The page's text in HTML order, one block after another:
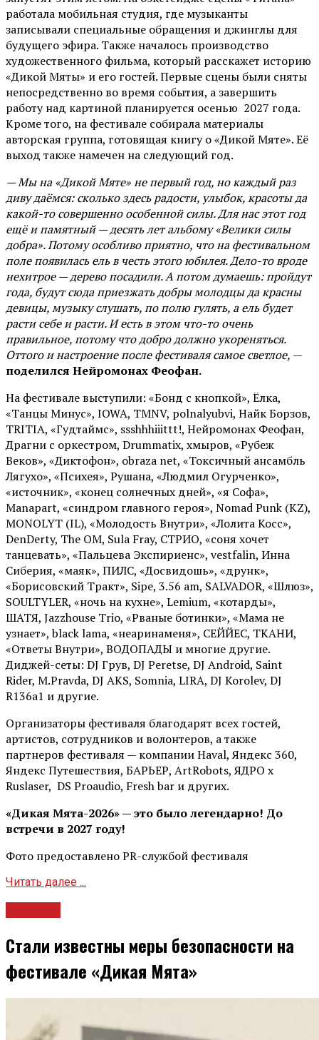
работала мобильная студия, где музыканты
записывали специальные обращения и джинглы для
будущего эфира. Также началось производство
художественного фильма, который расскажет историю
«Дикой Мяты» и его гостей. Первые сцены были сняты
непосредственно во время события, а завершить
работу над картиной планируется осенью 2027 года.
Кроме того, на фестивале собирала материалы
авторская группа, готовящая книгу о «Дикой Мяте». Её
выход также намечен на следующий год.
— Мы на «Дикой Мяте» не первый год, но каждый раз
диву даёмся: сколько здесь радости, улыбок, красоты да
какой-то совершенно особенной силы. Для нас этот год
ещё и памятный — десять лет альбому «Велики силы
добра». Потому особливо приятно, что на фестивальном
поле появилась ель в честь этого юбилея. Дело-то вроде
нехитрое — дерево посадили. А потом думаешь: пройдут
года, будут сюда приезжать добры молодцы да красны
девицы, музыку слушать, по полю гулять, а ель будет
расти себе и расти. И есть в этом что-то очень
правильное, потому что добро должно укореняться.
Оттого и настроение после фестиваля самое светлое, —
поделился Нейромонах Феофан.
На фестивале выступили: «Бонд с кнопкой», Ёлка,
«Танцы Минус», IOWA, TMNV, polnalyubvi, Найк Борзов,
TRITIA, «Гудтаймс», ssshhhiiittt!, Нейромонах Феофан,
Драгни с оркестром, Drummatix, хмыров, «Рубеж
Веков», «Диктофон», obraza net, «Токсичный ансамбль
Лягухо», «Психея», Рушана, «Людмил Огурченко»,
«источник», «конец солнечных дней», «я Софа»,
Manapart, «синдром главного героя», Nomad Punk (KZ),
MONOLYT (IL), «Молодость Внутри», «Лолита Косс»,
DenDerty, The OM, Sula Fray, СТРИО, «соня хочет
танцевать», «Пальцева Экспириенс», vestfalin, Инна
Сиберия, «маяк», ПИЛС, «Досвидошь», «друнк»,
«Борисовский Тракт», Sipe, 3.56 am, SALVADOR, «Шлюз»,
SOULTYLER, «ночь на кухне», Lemium, «котарды»,
ШАТЯ, Jazzhouse Trio, «Рваные ботинки», «Мама не
узнает», black lama, «неаринаменя», СЕЙЙЕС, ТКАНИ,
«Ответы Внутри», ВОДОПАДЫ и многие другие.
Диджей-сеты: DJ Грув, DJ Peretse, DJ Android, Saint
Rider, М.Pravda, DJ AKS, Somnia, LIRA, DJ Korolev, DJ
R136a1 и другие.
Организаторы фестиваля благодарят всех гостей,
артистов, сотрудников и волонтеров, а также
партнеров фестиваля — компании Haval, Яндекс 360,
Яндекс Путешествия, БАРЬЕР, ArtRobots, ЯДРО х
Ruslaser, DS Proaudio, Fresh bar и других.
«Дикая Мята-2026» — это было легендарно! До
встречи в 2027 году!
Фото предоставлено PR-службой фестиваля
Читать далее ...
Стали известны меры безопасности на
фестивале «Дикая Мята»